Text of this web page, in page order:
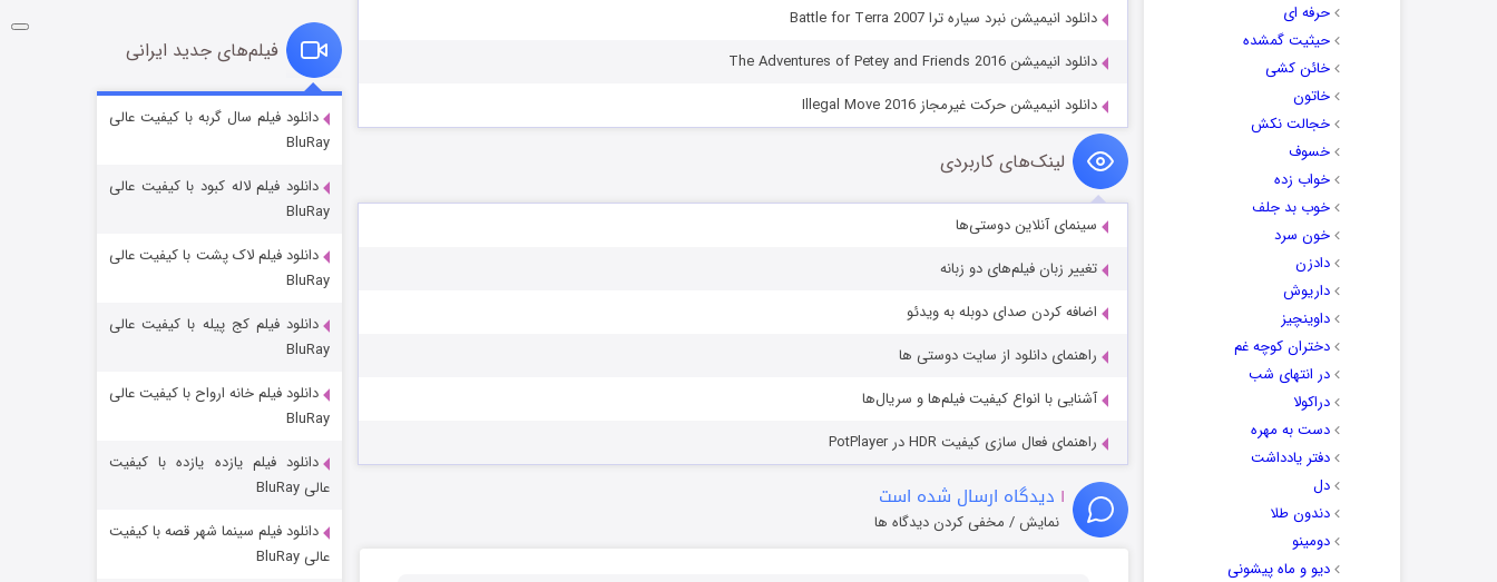
حرفه ای
حیثیت گمشده
خائن کشی
خاتون
خجالت نکش
خسوف
خواب زده
خوب بد جلف
خون سرد
دادزن
داریوش
داوینچیز
دختران کوچه غم
در انتهای شب
دراکولا
دست به مهره
دفتر یادداشت
دل
دندون طلا
دومینو
دیو و ماه پیشونی
دانلود انیمیشن نبرد سیاره ترا Battle for Terra 2007
دانلود انیمیشن The Adventures of Petey and Friends 2016
دانلود انیمیشن حرکت غیرمجاز Illegal Move 2016
لینک‌های کاربردی
سینمای آنلاین دوستی‌ها
تغییر زبان فیلم‌های دو زبانه
اضافه کردن صدای دوبله به ویدئو
راهنمای دانلود از سایت دوستی ها
آشنایی با انواع کیفیت فیلم‌ها و سریال‌ها
راهنمای فعال سازی کیفیت HDR در PotPlayer
۱ دیدگاه ارسال شده است
نمایش / مخفی کردن دیدگاه ها
شوگر فصل ۲
قسمت
خاندان اژدها فصل ۳
فیلم‌های جدید ایرانی
دانلود فیلم سال گربه با کیفیت عالی
BluRay
دانلود فیلم لاله کبود با کیفیت عالی
BluRay
دانلود فیلم لاک پشت با کیفیت عالی
BluRay
دانلود فیلم کج‌ پیله با کیفیت عالی
BluRay
دانلود فیلم خانه ارواح با کیفیت عالی
BluRay
دانلود فیلم یازده یازده با کیفیت
عالی BluRay
دانلود فیلم سینما شهر قصه با کیفیت
عالی BluRay